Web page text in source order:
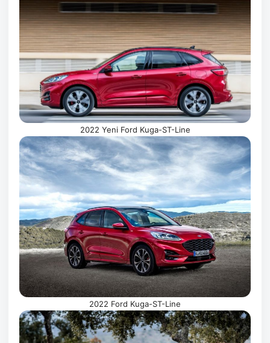
2022 Yeni Ford Kuga-ST-Line
2022 Ford Kuga-ST-Line